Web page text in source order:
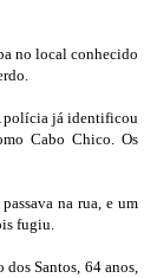
no local conhecido
polícia já identificou
Cabo Chico. Os
na rua, e um
fugiu.
Santos, 64 anos,